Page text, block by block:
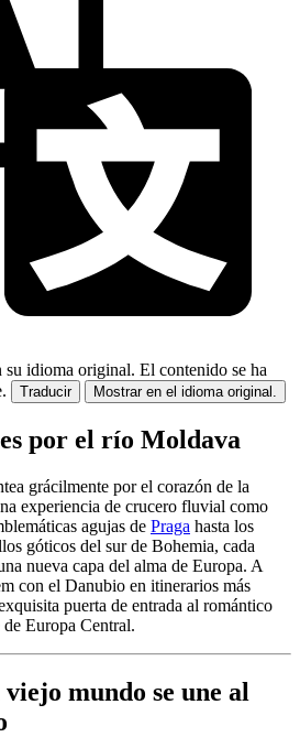
su idioma original. El contenido se ha
Traducir Mostrar en el idioma original.
por el río Moldava
grácilmente por el corazón de la
experiencia de crucero fluvial como
agujas de Praga hasta los
góticos del sur de Bohemia, cada
nueva capa del alma de Europa. A
con el Danubio en itinerarios más
puerta de entrada al romántico
Europa Central.
mundo se une al